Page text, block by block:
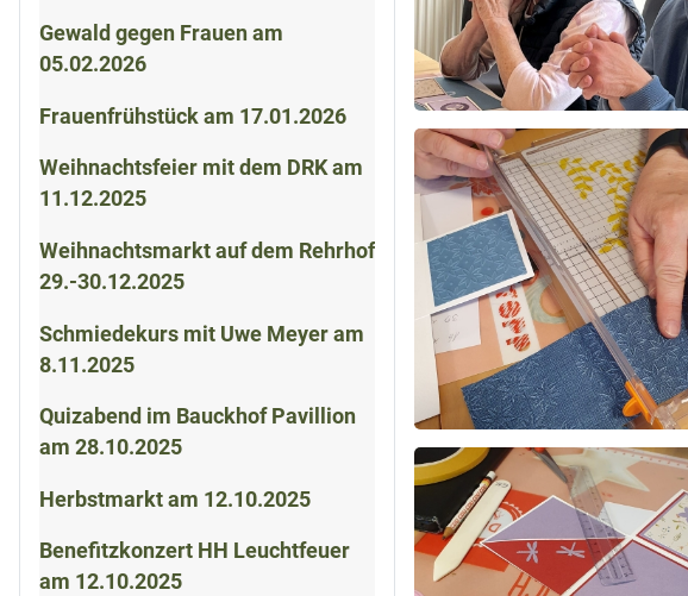
Gewald gegen Frauen am
05.02.2026
Frauenfrühstück am 17.01.2026
Weihnachtsfeier mit dem DRK am
11.12.2025
Weihnachtsmarkt auf dem Rehrhof
29.-30.12.2025
Schmiedekurs mit Uwe Meyer am
8.11.2025
Quizabend im Bauckhof Pavillion
am 28.10.2025
Herbstmarkt am 12.10.2025
Benefitzkonzert HH Leuchtfeuer
am 12.10.2025